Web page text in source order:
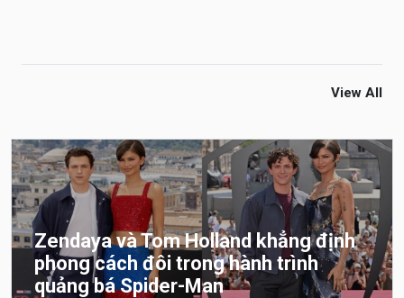
View All
Zendaya và Tom Holland khẳng định
phong cách đôi trong hành trình
quảng bá Spider-Man